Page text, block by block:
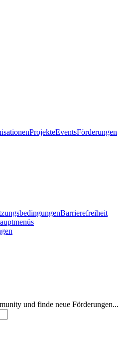
ProjekteEventsFörderungen
Barrierefreiheit
und finde neue Förderungen...